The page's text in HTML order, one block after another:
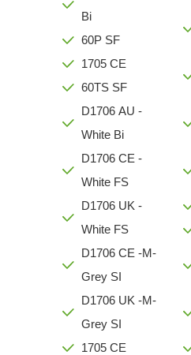
Bi
60P SF
1705 CE
60TS SF
D1706 AU -
White Bi
D1706 CE -
White FS
D1706 UK -
White FS
D1706 CE -M-
Grey SI
D1706 UK -M-
Grey SI
1705 CE